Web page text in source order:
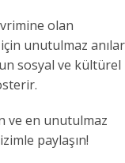
olan
unutulmaz anılar
sosyal ve kültürel
ve en unutulmaz
paylaşın!